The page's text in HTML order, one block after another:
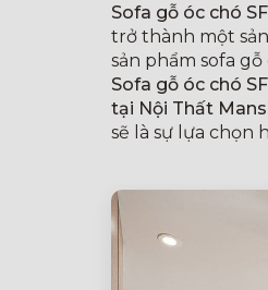
Sofa gỗ óc chó
trở thành một
sản phẩm sofa
Sofa gỗ óc chó
tại Nội Thất
sẽ là sự lựa chọn